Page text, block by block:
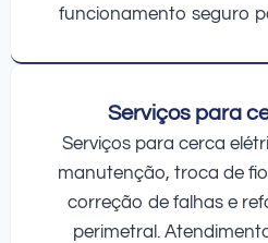
funcionamento seguro
Serviços para
Serviços para cerca
manutenção, troca de
correção de falhas e
perimetral.